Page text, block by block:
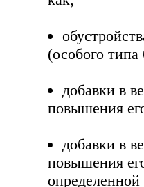
(особого
добавки в
повышения
добавки в
повышения